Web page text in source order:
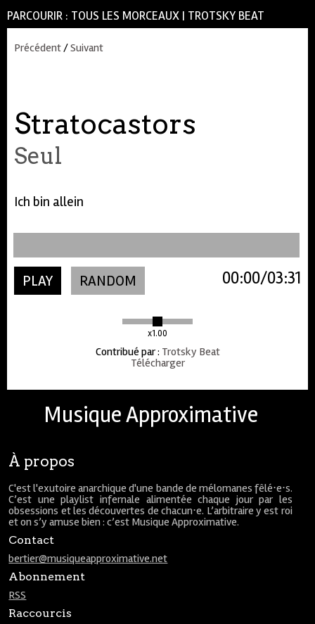
PARCOURIR : TOUS LES MORCEAUX | TROTSKY BEAT
Précédent/Suivant
Stratocastors
Seul
Ich bin allein
PLAY RANDOM
x1.00
03:31
00:00
Contribué par: Trotsky Beat
Télécharger
Musique Approximative
À propos
C'est l'exutoire anarchique d'une bande de mélomanes fêlé⋅e⋅s.
C’est une playlist infernale alimentée chaque jour par les
obsessions et les découvertes de chacun⋅e. L’arbitraire y est roi
et on s’y amuse bien : c’est Musique Approximative.
Contact
bertier@musiqueapproximative.net
Abonnement
RSS
Raccourcis